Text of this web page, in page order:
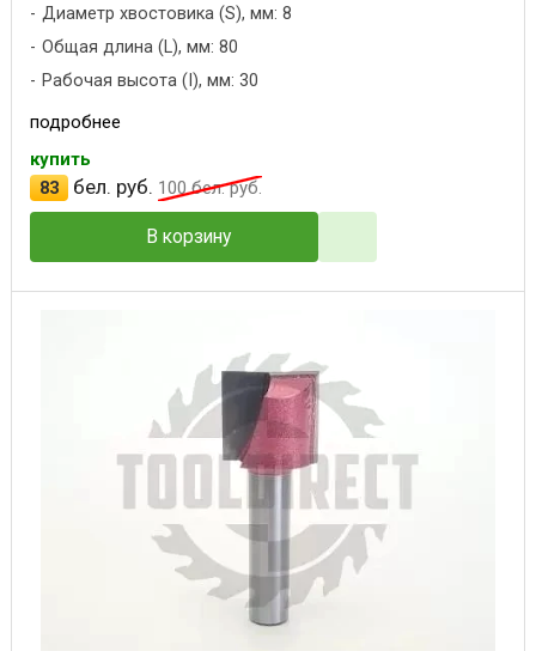
Диаметр хвостовика (S), мм: 8
Общая длина (L), мм: 80
Рабочая высота (I), мм: 30
подробнее
купить
83
бел. руб. 100бел. руб.
В корзину